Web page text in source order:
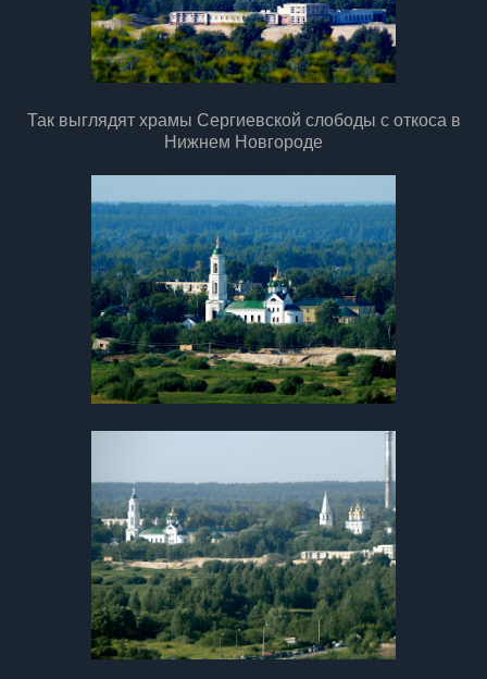
Так выглядят храмы Сергиевской слободы с откоса в
Нижнем Новгороде